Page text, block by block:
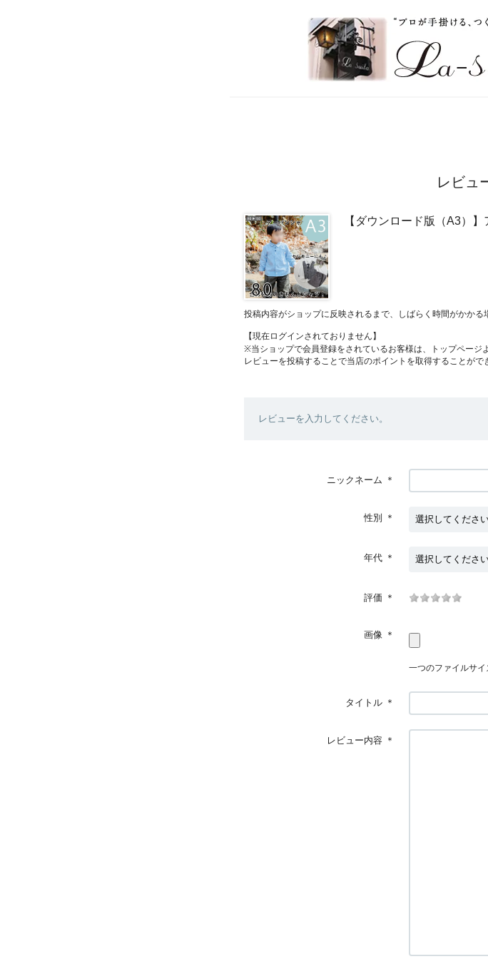
レビュ
【ダウンロード版（A3）
投稿内容がショップに反映されるまで、しばらく時間がかかる
【現在ログインされておりません】
※当ショップで会員登録をされているお客様は、トップページ
レビューを投稿することで当店のポイントを取得することがで
レビューを入力してください。
ニックネーム ＊
性別 ＊
年代 ＊
評価 ＊
画像 ＊
一つのファイルサイ
タイトル ＊
レビュー内容 ＊